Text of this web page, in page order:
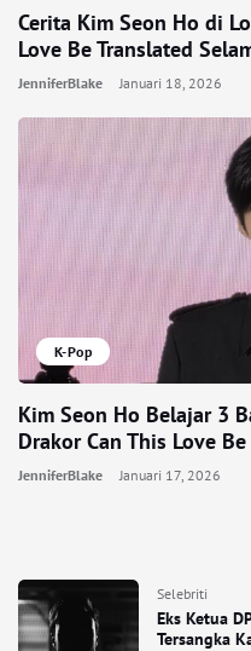
Selebriti
Eks Ketua
Tersangka
Cerita Kim Seon Ho di
Love Be Translated
JenniferBlake Januari 18, 2026
K-Pop
Kim Seon Ho Belajar 3
Drakor Can This Love
JenniferBlake Januari 17, 2026